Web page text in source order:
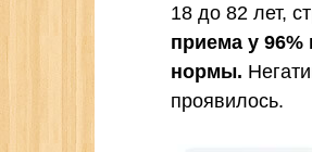
18 до 82 лет,
приема у 96%
нормы.
проявилось.